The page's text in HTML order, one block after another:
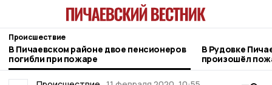
Происшествие
В Пичаевском районе двое пенсионеров
погибли при пожаре
В Рудовке
произошёл